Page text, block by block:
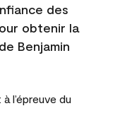
des
obtenir la
Benjamin
l’épreuve du